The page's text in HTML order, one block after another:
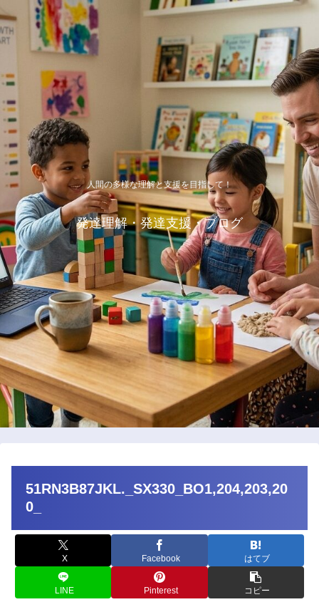
人間の多様な理解と支援を目指して！
発達理解・発達支援・ブログ
51RN3B87JKL._SX330_BO1,204,203,20
0_
X Facebook はてブ
LINE Pinterest コピー